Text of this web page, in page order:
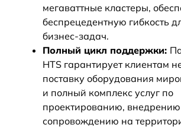
мегаваттные кластеры,
беспрецедентную гибкость
бизнес-задач.
Полный цикл поддержки:
HTS гарантирует клиентам
поставку оборудования
и полный комплекс услуг по
проектированию,
сопровождению на